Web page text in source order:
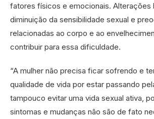
fatores físicos e emocionais. Alterações
diminuição da sensibilidade sexual e
relacionadas ao corpo e ao
contribuir para essa dificuldade.
“A mulher não precisa ficar sofrendo e
qualidade de vida por estar passando
tampouco evitar uma vida sexual ativa,
sintomas e mudanças não são de fato